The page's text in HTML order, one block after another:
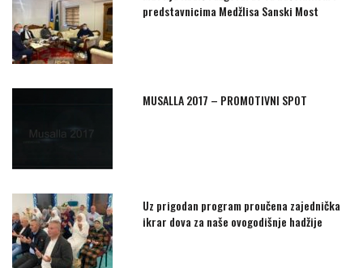
predstavnicima Medžlisa Sanski Most
MUSALLA 2017 – PROMOTIVNI SPOT
Uz prigodan program proučena zajednička
ikrar dova za naše ovogodišnje hadžije